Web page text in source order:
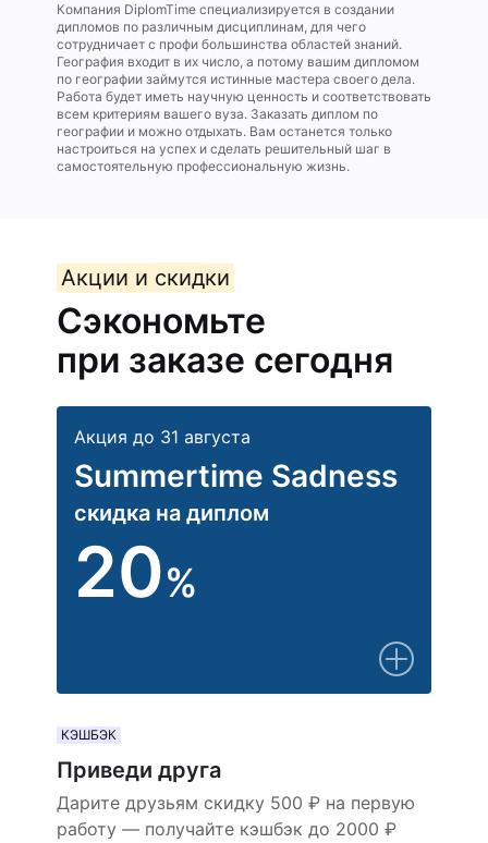
Компания DiplomTime специализируется в создании
дипломов по различным дисциплинам, для чего
сотрудничает с профи большинства областей знаний.
География входит в их число, а потому вашим дипломом
по географии займутся истинные мастера своего дела.
Работа будет иметь научную ценность и соответствовать
всем критериям вашего вуза. Заказать диплом по
географии и можно отдыхать. Вам останется только
настроиться на успех и сделать решительный шаг в
самостоятельную профессиональную жизнь.
Акции и скидки
Сэкономьте
при заказе сегодня
Акция до 31 августа
Summertime Sadness
скидка на диплом
20%
КЭШБЭК
Приведи друга
Дарите друзьям скидку 500 ₽ на первую
работу — получайте кэшбэк до 2000 ₽